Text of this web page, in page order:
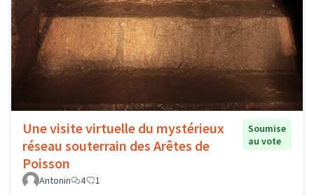
Une visite virtuelle du mystérieux
réseau souterrain des Arêtes de
Poisson
Soumise
au vote
Antonin 4 1